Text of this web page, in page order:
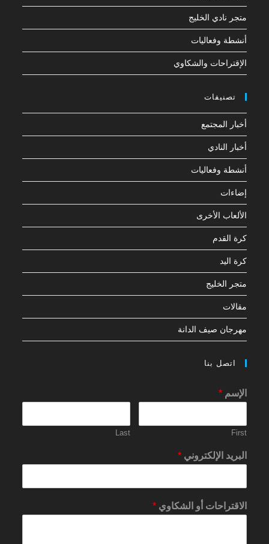
متجر نادي الخليج
أنشطة وفعاليات
الإقتراحات والشكاوي
تصنيفات
أخبار المجتمع
أخبار النادي
أنشطة وفعاليات
إضاءات
الألعاب الأخرى
كرة القدم
كرة اليد
متجر الخليج
مقالات
مهرجان صيف الدانة
اتصل بنا
الإسم*
First
Last
البريد الإلكتروني*
الاقتراحات أو الشكاوي*